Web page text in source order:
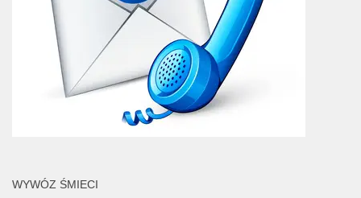
WYWÓZ ŚMIECI